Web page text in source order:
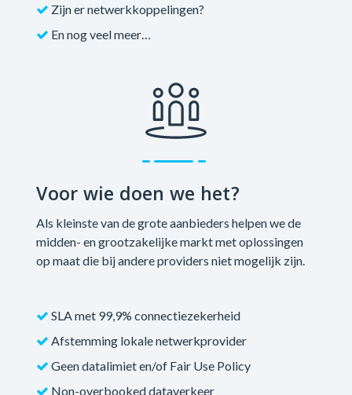
Zijn er netwerkkoppelingen?
En nog veel meer…
Voor wie doen we het?
Als kleinste van de grote aanbieders helpen we de
midden- en grootzakelijke markt met oplossingen
op maat die bij andere providers niet mogelijk zijn.
SLA met 99,9% connectiezekerheid
Afstemming lokale netwerkprovider
Geen datalimiet en/of Fair Use Policy
Non-overbooked dataverkeer